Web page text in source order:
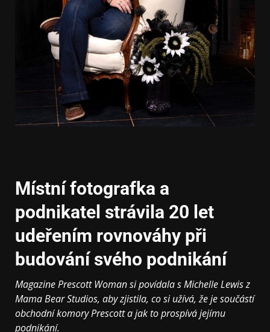
Místní fotografka a
podnikatel strávila 20 let
udeřením rovnováhy při
budování svého podnikání
Magazine Prescott Woman si povídala s Michelle Lewis z
Mama Bear Studios, aby zjistila, co si užívá, že je součástí
obchodní komory Prescott a jak to prospívá jejímu
podnikání.